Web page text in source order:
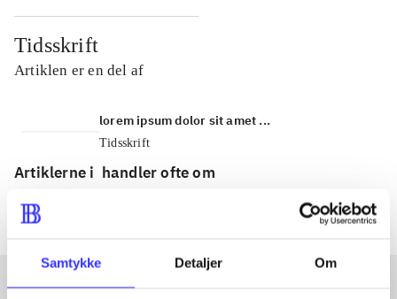
Samtykke Detaljer Om
Tidsskrift
Artiklen er en del af
lorem ipsum dolor sit amet ...
Tidsskrift
Artiklerne i handler ofte om